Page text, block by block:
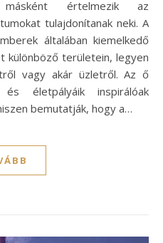
másként értelmezik az
tulajdonítanak neki. A
általában kiemelkedő
különböző területein, legyen
vagy akár üzletről. Az ő
életpályáik inspirálóak
bemutatják, hogy a…